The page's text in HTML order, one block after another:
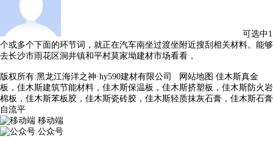
可选中1
个或多个下面的环节词，就正在汽车南坐过渡坐附近搜刮相关材料。能够
去长沙市雨花区洞井镇和平村莫家坳建材市场看看，
版权所有:黑龙江海洋之神·hy590建材有限公司 网站地图 佳木斯真金
板，佳木斯建筑节能材料，佳木斯保温板，佳木斯挤塑板，佳木斯防火岩
棉板，佳木斯苯板胶，佳木斯瓷砖胶，佳木斯轻质抹灰石膏，佳木斯石膏
自流平
移动端
公众号